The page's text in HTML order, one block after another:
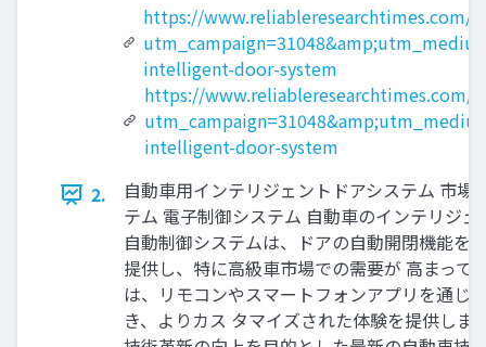
https://www.reliableresearchtimes.com/
intelligent-door-system
https://www.reliableresearchtimes.com/
intelligent-door-system
2.
自動車用インテリジェントドアシステム 市
テム 電子制御システム 自動車のインテリジ
自動制御システムは、ドアの自動開閉機能を
提供し、特に高級車市場での需要が 高まっ
は、リモコンやスマートフォンアプリを通じ
き、よりカス タマイズされた体験を提供し